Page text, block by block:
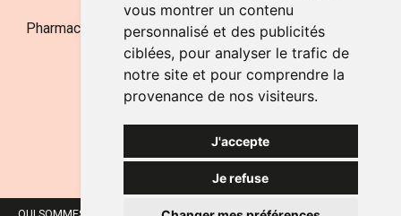
vous montrer un contenu
personnalisé et des publicités
ciblées, pour analyser le trafic de
notre site et pour comprendre la
provenance de nos visiteurs.
J'accepte
Je refuse
Pharmacie Jufarma - Fatima Abachra - APB 521704 - N°
Entreprise BE0882-700-592